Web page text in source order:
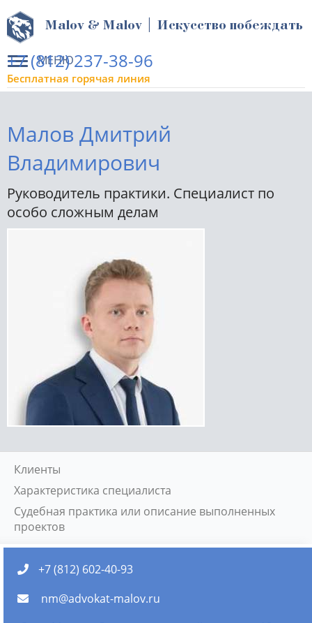
МЕНЮ
Malov & Malov | Искусство побеждать
+7 (812) 237-38-96
Бесплатная горячая линия
Малов Дмитрий
Владимирович
Руководитель практики. Специалист по
особо сложным делам
Клиенты
Характеристика специалиста
Судебная практика или описание выполненных
проектов
+7 (812) 602-40-93
nm@advokat-malov.ru